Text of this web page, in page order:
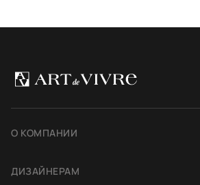
О КОМПАНИИ
ДИЗАЙНЕРАМ